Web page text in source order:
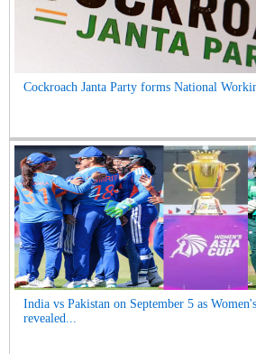
Cockroach Janta Party forms National
India vs Pakistan on September 5 as
revealed...